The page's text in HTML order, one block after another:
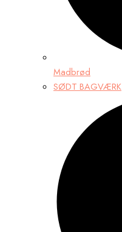
Madbrød
SØDT BAGVÆRK